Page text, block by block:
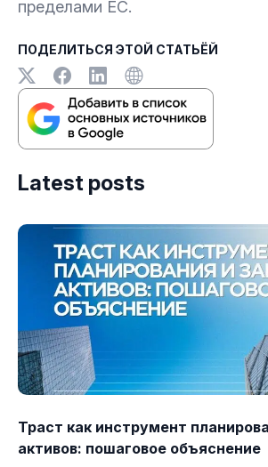
пределами ЕС.
ПОДЕЛИТЬСЯ ЭТОЙ СТАТЬЁЙ
Latest posts
Траст как инструмент
активов: пошаговое объяснение